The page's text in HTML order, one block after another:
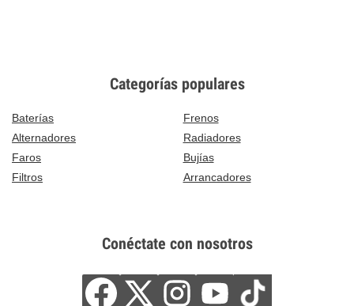
Categorías populares
Baterías
Frenos
Alternadores
Radiadores
Faros
Bujías
Filtros
Arrancadores
Conéctate con nosotros